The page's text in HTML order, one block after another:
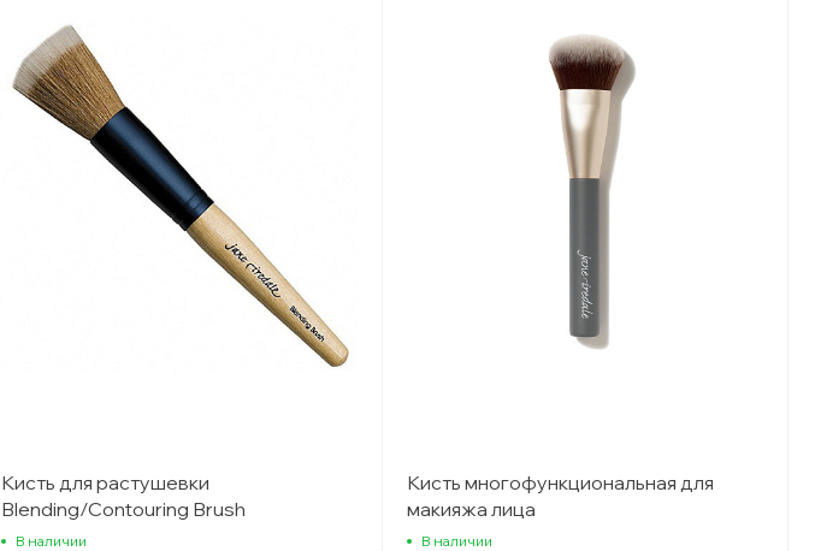
Кисть для растушевки
Blending/Contouring Brush
В наличии
Кисть многофункциональная для
макияжа лица
В наличии